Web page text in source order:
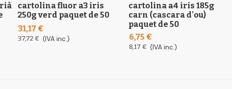
cartolina fluor a3 iris
250g verd paquet de 50
31,17 €
37,72 € (IVA inc.)
cartolina a4 iris 185g
carn (cascara d'ou)
paquet de 50
6,75 €
8,17 € (IVA inc.)